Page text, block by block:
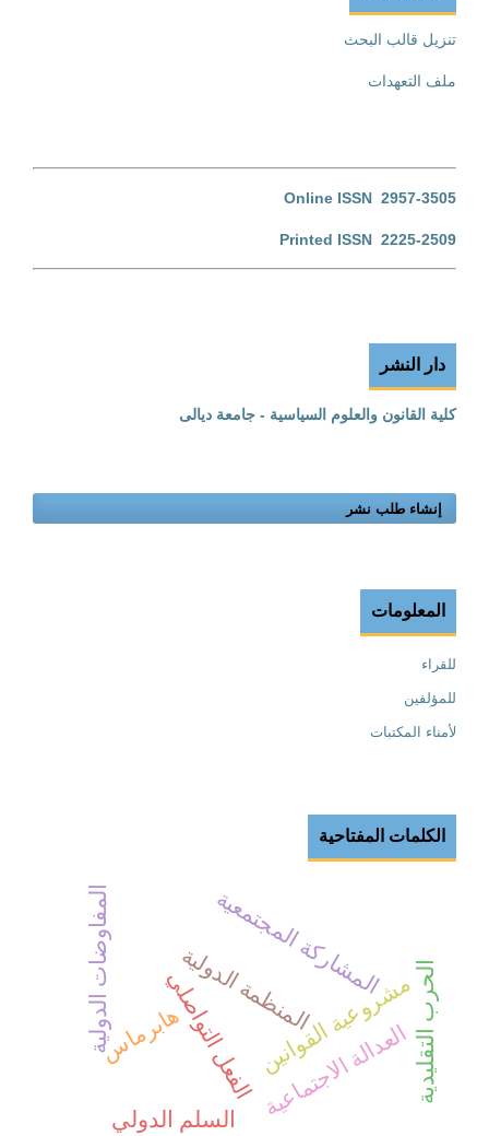
تنزيل قالب البحث
ملف التعهدات
Online ISSN 2957-3505
Printed ISSN 2225-2509
دار النشر
كلية القانون والعلوم السياسية - جامعة ديالى
إنشاء طلب نشر
المعلومات
للقراء
للمؤلفين
لأمناء المكتبات
الكلمات المفتاحية
المشاركة المجتمعية
العدالة الاجتماعية
مشروعية القوانينالفعل التواصليهابرماسالمنظمة الدولية المفاوضات الدولية
السلم الدولي
الحرب التقليدية